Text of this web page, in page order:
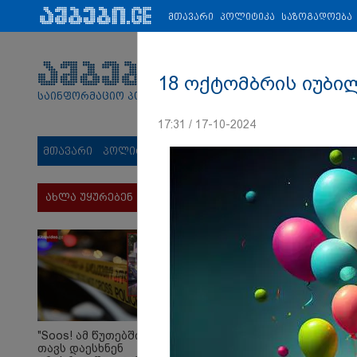
პარტნიორები: ახალი ამბები ეკონომიკა ვიდეო
საინფორმაციო პორტალი
მთავარი პოლიტიკა
ახლა უყურებენ
"Soos! ამ წუთებში
თავს დაესხნენ
მთავარი პოლიტიკა საზოგადოება
18 ოქტომბრის
17:31 / 17-10-2024